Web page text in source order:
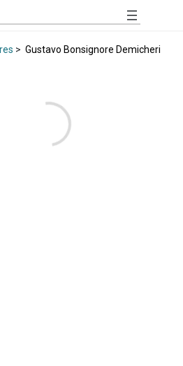
> Gustavo Bonsignore Demicheri